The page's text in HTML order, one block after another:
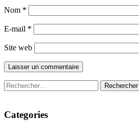
Nom *
E-mail *
Site web
Rechercher :
Categories